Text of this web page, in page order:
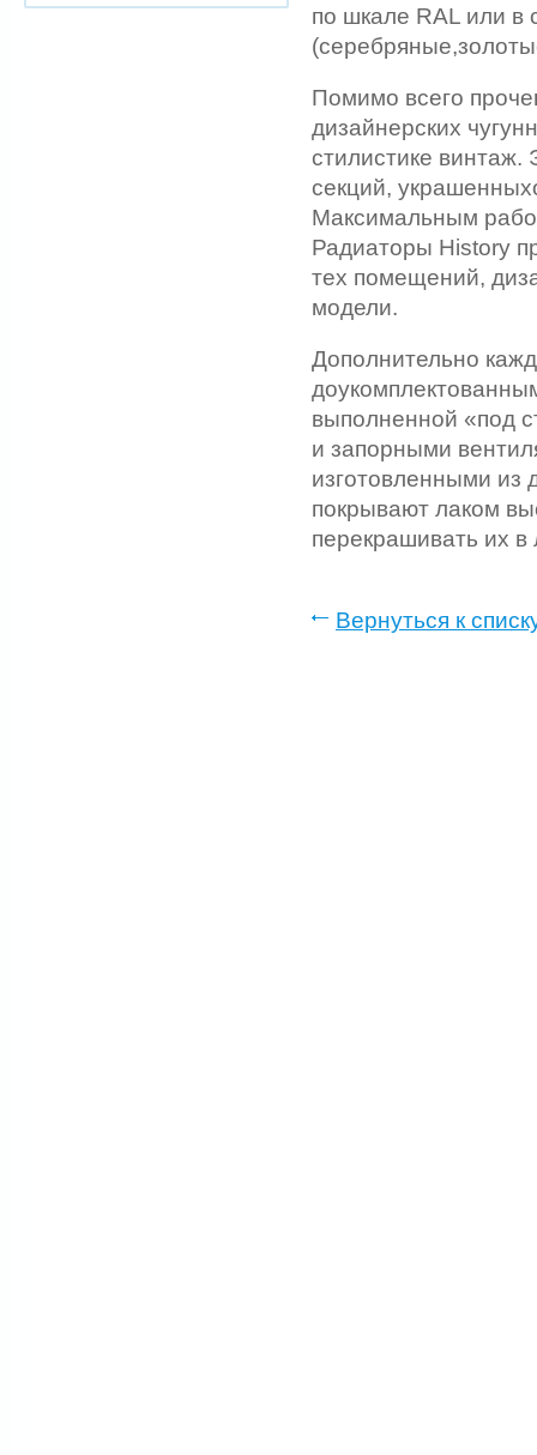
по шкале RAL или в
Помимо всего
дизайнерских
стилистике винтаж.
секций,
Максимальным
Радиаторы History
тех помещений,
модели.
Дополнительно
выполненной «под
и запорными
изготовленными из
покрывают лаком
перекрашивать их
Вернуться к